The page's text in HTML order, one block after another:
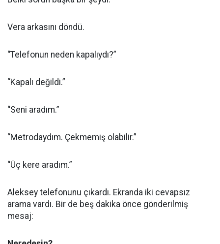
Vera arkasını döndü.
“Telefonun neden kapalıydı?”
“Kapalı değildi.”
“Seni aradım.”
“Metrodaydım. Çekmemiş olabilir.”
“Üç kere aradım.”
Aleksey telefonunu çıkardı. Ekranda iki cevapsız
arama vardı. Bir de beş dakika önce gönderilmiş
mesaj: